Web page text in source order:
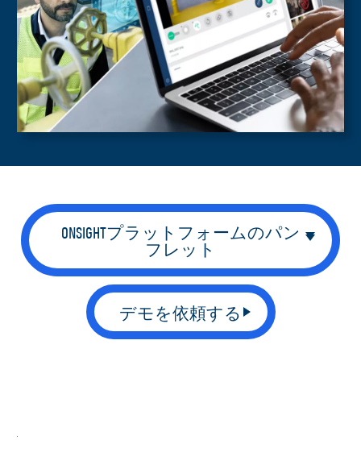
ONSIGHTプラットフォームのパン
フレット
デモを依頼する